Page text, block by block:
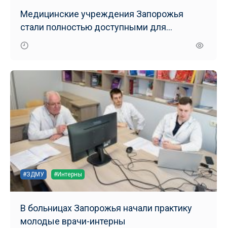
Медицинские учреждения Запорожья
стали полностью доступными для
маломобильных групп населения
#ЗДМУ #Интерны
В больницах Запорожья начали практику
молодые врачи-интерны